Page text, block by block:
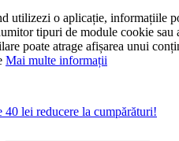
utilizezi o aplicație, informațiile
tipuri de module cookie
poate atrage afișarea unui
Mai multe informații
40 lei reducere la cumpărături!